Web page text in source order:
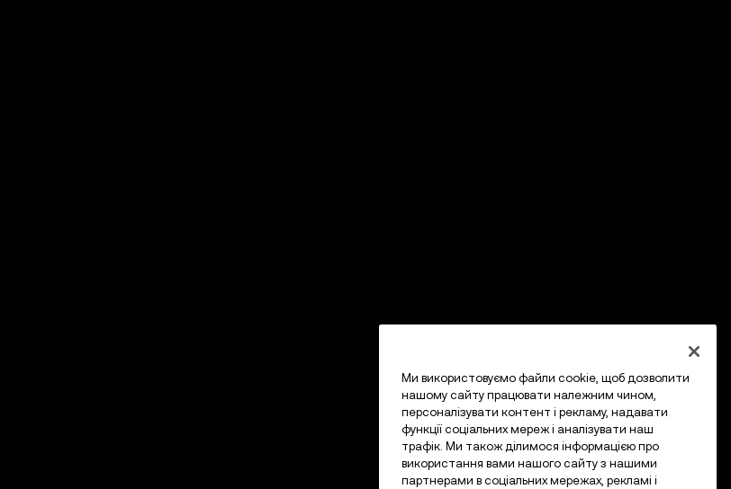
Ми використовуємо файли cookie, щоб дозволити
нашому сайту працювати належним чином,
персоналізувати контент і рекламу, надавати
функції соціальних мереж і аналізувати наш
трафік. Ми також ділимося інформацією про
використання вами нашого сайту з нашими
партнерами в соціальних мережах, рекламі і